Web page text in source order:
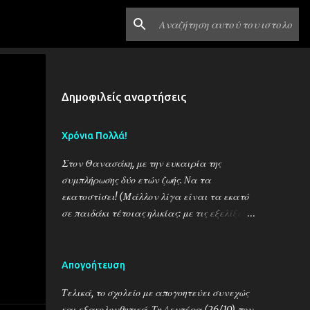
Δημοφιλείς αναρτήσεις
Χρόνια Πολλά!
Στον Θανασάκη, με την ευκαιρία της
συμπλήρωσης δύο ετών ζωής. Να τα
εκατοστίσει! (Μάλλον λίγα είναι τα εκατό
σε παιδάκι τέτοιας ηλικίας: με τις εξελίξεις
Απογοήτευση
Τελικά, το σχολείο με απογοητεύει συνεχώς